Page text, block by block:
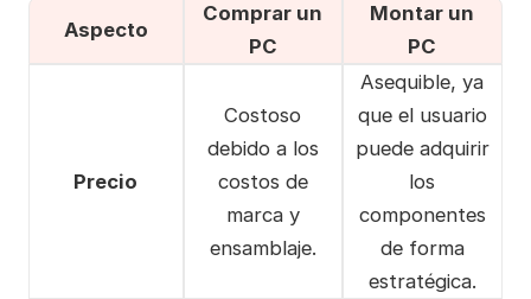
Aspecto
Comprar un
PC
Montar un
PC
Precio
Costoso
debido a los
costos de
marca y
ensamblaje.
Asequible, ya
que el usuario
puede adquirir
los
componentes
de forma
estratégica.